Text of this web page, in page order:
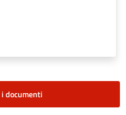
documenti